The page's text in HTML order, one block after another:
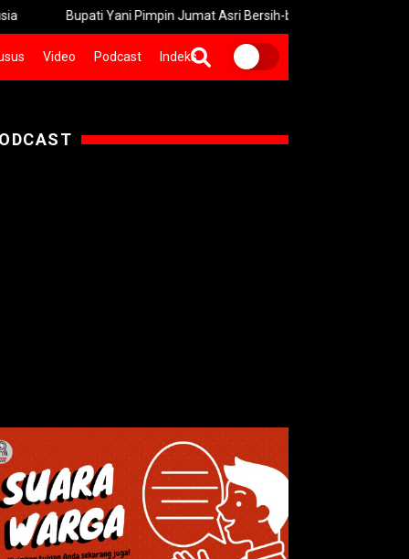
Bupati Yani Pimpin Jumat Asri Bersih-bersih Pasar Krempyeng
Video Podcast Indeks